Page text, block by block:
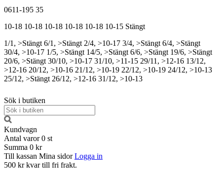
0611-195 35
10-18 10-18 10-18 10-18 10-18 10-15 Stängt
1/1, >Stängt 6/1, >Stängt 2/4, >10-17 3/4, >Stängt 6/4, >Stängt
30/4, >10-17 1/5, >Stängt 14/5, >Stängt 6/6, >Stängt 19/6, >Stängt
20/6, >Stängt 30/10, >10-17 31/10, >11-15 29/11, >12-16 13/12,
>12-16 20/12, >10-16 21/12, >10-19 22/12, >10-19 24/12, >10-13
25/12, >Stängt 26/12, >12-16 31/12, >10-13
Sök i butiken
Kundvagn
Antal varor 0 st
Summa 0 kr
Till kassan Mina sidor Logga in
500 kr kvar till fri frakt.